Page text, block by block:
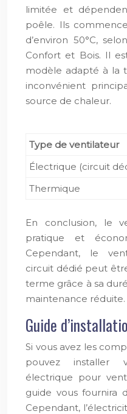
limitée et
poêle. Ils
d’environ 50°C,
Confort et Bois. Il
modèle adapté à la
inconvénient
source de chaleur.
Type de ventilateur
Électrique (circuit
Thermique
En conclusion, le
pratique et
Cependant, le
circuit dédié peut
terme grâce à sa
maintenance réduite.
Guide
Si vous avez les
pouvez installer
électrique pour
guide vous fournira
Cependant,